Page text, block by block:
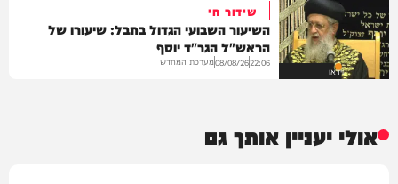
וידאו
שידור חי
השיעור השבועי הגדול בתבל: שיעורו של
הראש"ל הגר"ד יוסף
22:06
08/08/26מערכת המחדש
אולי יעניין אותך גם